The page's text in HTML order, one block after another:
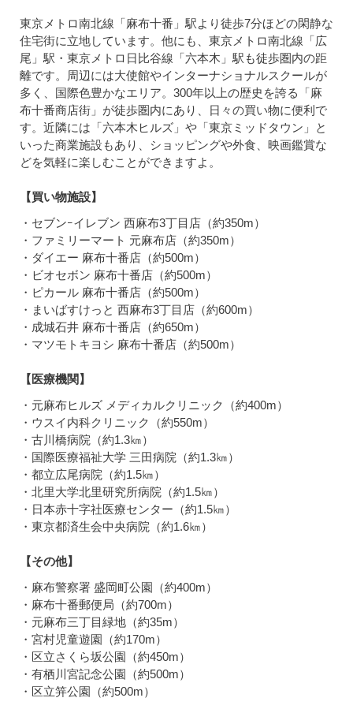
東京メトロ南北線「麻布十番」駅より徒歩7分ほどの閑静な
住宅街に立地しています。他にも、東京メトロ南北線「広
尾」駅・東京メトロ日比谷線「六本木」駅も徒歩圏内の距
離です。周辺には大使館やインターナショナルスクールが
多く、国際色豊かなエリア。300年以上の歴史を誇る「麻
布十番商店街」が徒歩圏内にあり、日々の買い物に便利で
す。近隣には「六本木ヒルズ」や「東京ミッドタウン」と
いった商業施設もあり、ショッピングや外食、映画鑑賞な
どを気軽に楽しむことができますよ。
【買い物施設】
・セブンｰイレブン 西麻布3丁目店（約350m）
・ファミリーマート 元麻布店（約350m）
・ダイエー 麻布十番店（約500m）
・ビオセボン 麻布十番店（約500m）
・ピカール 麻布十番店（約500m）
・まいばすけっと 西麻布3丁目店（約600m）
・成城石井 麻布十番店（約650m）
・マツモトキヨシ 麻布十番店（約500m）
【医療機関】
・元麻布ヒルズ メディカルクリニック（約400m）
・ウスイ内科クリニック（約550m）
・古川橋病院（約1.3㎞）
・国際医療福祉大学 三田病院（約1.3㎞）
・都立広尾病院（約1.5㎞）
・北里大学北里研究所病院（約1.5㎞）
・日本赤十字社医療センター（約1.5㎞）
・東京都済生会中央病院（約1.6㎞）
【その他】
・麻布警察署 盛岡町公園（約400m）
・麻布十番郵便局（約700m）
・元麻布三丁目緑地（約35m）
・宮村児童遊園（約170m）
・区立さくら坂公園（約450m）
・有栖川宮記念公園（約500m）
・区立笄公園（約500m）